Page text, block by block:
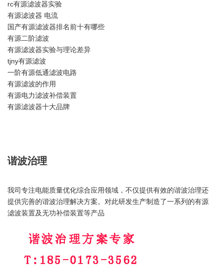
rc有源滤波器实验
有源滤波器 电流
国产有源滤波器排名前十有哪些
有源二阶滤波
有源滤波器实验与理论差异
tjny有源滤波
一阶有源低通滤波电路
有源滤波的作用
有源电力滤波补偿装置
有源滤波器十大品牌
谐波治理
我司专注电能质量优化综合应用领域，不仅提供有效的谐波治理还
提供完善的谐波治理解决方案。对此研发生产制造了一系列的有源
滤波装置及无功补偿装置等产品